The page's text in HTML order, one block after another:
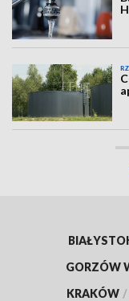
GORZÓW
KRAKÓW /